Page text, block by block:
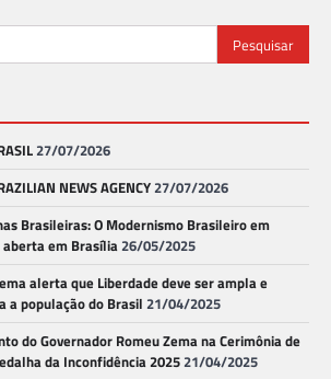
27/07/2026
NEWS AGENCY27/07/2026
Brasileiras: O Modernismo Brasileiro em
em Brasília26/05/2025
alerta que Liberdade deve ser ampla e
a população do Brasil 21/04/2025
do Governador Romeu Zema na Cerimônia de
da Inconfidência 202521/04/2025